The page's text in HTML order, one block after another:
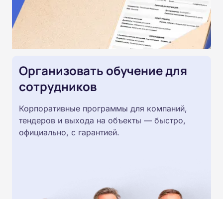
Организовать обучение для
сотрудников
Корпоративные программы для компаний,
тендеров и выхода на объекты — быстро,
официально, с гарантией.